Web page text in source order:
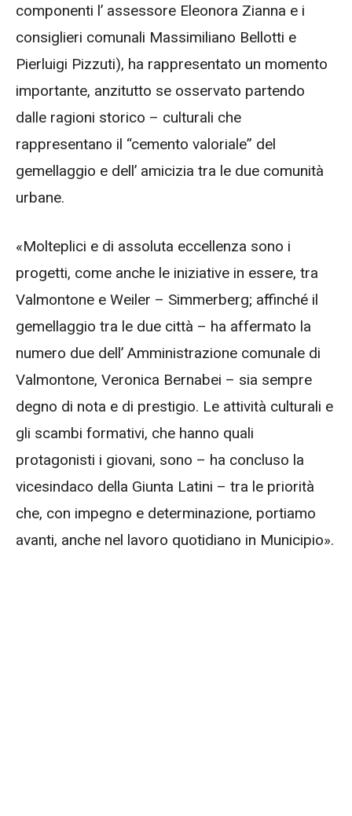
componenti l’ assessore Eleonora Zianna e i
consiglieri comunali Massimiliano Bellotti e
Pierluigi Pizzuti), ha rappresentato un momento
importante, anzitutto se osservato partendo
dalle ragioni storico – culturali che
rappresentano il “cemento valoriale” del
gemellaggio e dell’ amicizia tra le due comunità
urbane.
«Molteplici e di assoluta eccellenza sono i
progetti, come anche le iniziative in essere, tra
Valmontone e Weiler – Simmerberg; affinché il
gemellaggio tra le due città – ha affermato la
numero due dell’ Amministrazione comunale di
Valmontone, Veronica Bernabei – sia sempre
degno di nota e di prestigio. Le attività culturali e
gli scambi formativi, che hanno quali
protagonisti i giovani, sono – ha concluso la
vicesindaco della Giunta Latini – tra le priorità
che, con impegno e determinazione, portiamo
avanti, anche nel lavoro quotidiano in Municipio».